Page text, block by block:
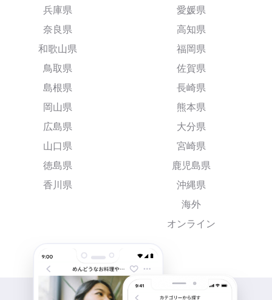
兵庫県
奈良県
和歌山県
鳥取県
島根県
岡山県
広島県
山口県
徳島県
香川県
愛媛県
高知県
福岡県
佐賀県
長崎県
熊本県
大分県
宮崎県
鹿児島県
沖縄県
海外
オンライン